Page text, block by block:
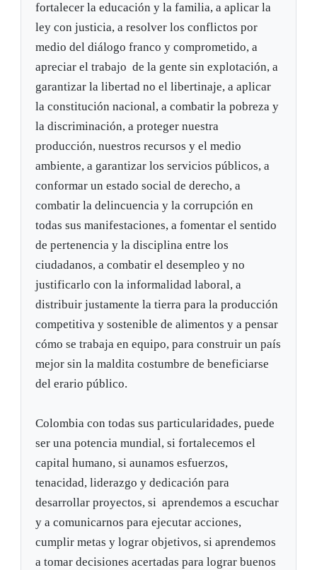
fortalecer la educación y la familia, a aplicar la
ley con justicia, a resolver los conflictos por
medio del diálogo franco y comprometido, a
apreciar el trabajo de la gente sin explotación, a
garantizar la libertad no el libertinaje, a aplicar
la constitución nacional, a combatir la pobreza y
la discriminación, a proteger nuestra
producción, nuestros recursos y el medio
ambiente, a garantizar los servicios públicos, a
conformar un estado social de derecho, a
combatir la delincuencia y la corrupción en
todas sus manifestaciones, a fomentar el sentido
de pertenencia y la disciplina entre los
ciudadanos, a combatir el desempleo y no
justificarlo con la informalidad laboral, a
distribuir justamente la tierra para la producción
competitiva y sostenible de alimentos y a pensar
cómo se trabaja en equipo, para construir un país
mejor sin la maldita costumbre de beneficiarse
del erario público.
Colombia con todas sus particularidades, puede
ser una potencia mundial, si fortalecemos el
capital humano, si aunamos esfuerzos,
tenacidad, liderazgo y dedicación para
desarrollar proyectos, si aprendemos a escuchar
y a comunicarnos para ejecutar acciones,
cumplir metas y lograr objetivos, si aprendemos
a tomar decisiones acertadas para lograr buenos